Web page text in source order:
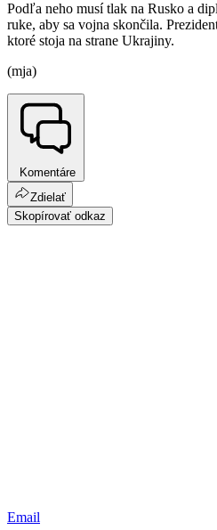
Podľa neho musí tlak na Rusko a
ruke, aby sa vojna skončila.
ktoré stoja na strane Ukrajiny.
(mja)
Komentáre
Zdielať
Skopírovať odkaz
Email